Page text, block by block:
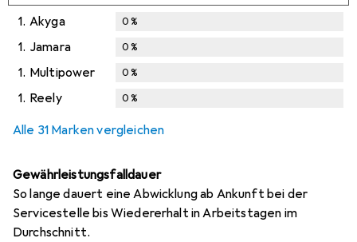
1. Akyga 0%
1. Jamara 0%
1. Multipower 0%
1. Reely 0%
Alle 31 Marken vergleichen
Gewährleistungsfalldauer
So lange dauert eine Abwicklung ab Ankunft bei der
Servicestelle bis Wiedererhalt in Arbeitstagen im
Durchschnitt.